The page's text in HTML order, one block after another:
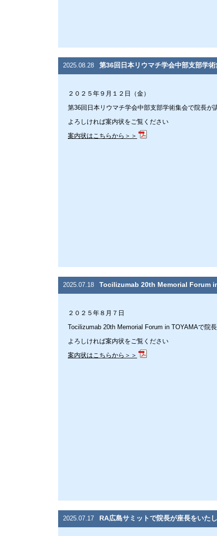
2025.08.28 第36回日本リウマチ学会中部支部学
２０２５年９月１２日（金）
第36回日本リウマチ学会中部支部学術集会で院長が
よろしければ案内状をご覧ください
案内状はこちらから＞＞
2025.07.18 Tocilizumab 20th Memorial Forum
２０２５年８月７日
Tocilizumab 20th Memorial Forum in TOYAMAで院
よろしければ案内状をご覧ください
案内状はこちらから＞＞
2025.07.17 RA広島サミットで院長が座長をいた